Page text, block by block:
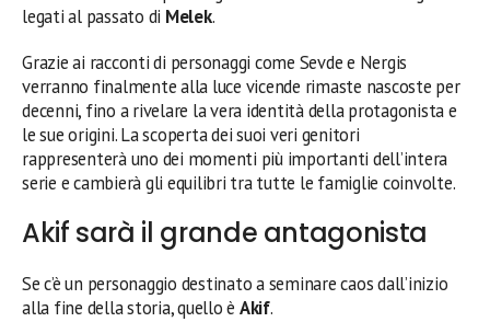
legati al passato di Melek.
Grazie ai racconti di personaggi come Sevde e Nergis
verranno finalmente alla luce vicende rimaste nascoste per
decenni, fino a rivelare la vera identità della protagonista e
le sue origini. La scoperta dei suoi veri genitori
rappresenterà uno dei momenti più importanti dell’intera
serie e cambierà gli equilibri tra tutte le famiglie coinvolte.
Akif sarà il grande antagonista
Se c’è un personaggio destinato a seminare caos dall’inizio
alla fine della storia, quello è Akif.